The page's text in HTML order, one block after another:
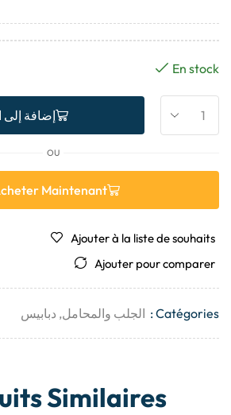
En stock
إضافة إلى
OU
Maintenant
Ajouter à la liste de souhaits
Ajouter pour comparer
Catégories : الجلب والمحامل, دبابيس
Similaires